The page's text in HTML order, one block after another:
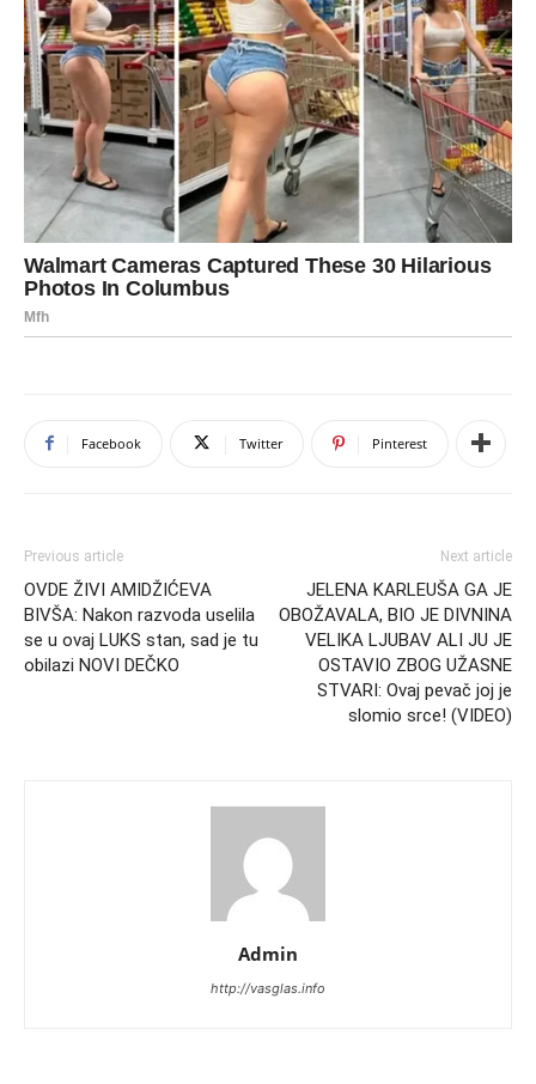
Facebook Twitter Pinterest
Previous article
OVDE ŽIVI AMIDŽIĆEVA
BIVŠA: Nakon razvoda uselila
se u ovaj LUKS stan, sad je tu
obilazi NOVI DEČKO
Next article
JELENA KARLEUŠA GA JE
OBOŽAVALA, BIO JE DIVNINA
VELIKA LJUBAV ALI JU JE
OSTAVIO ZBOG UŽASNE
STVARI: Ovaj pevač joj je
slomio srce! (VIDEO)
Admin
http://vasglas.info